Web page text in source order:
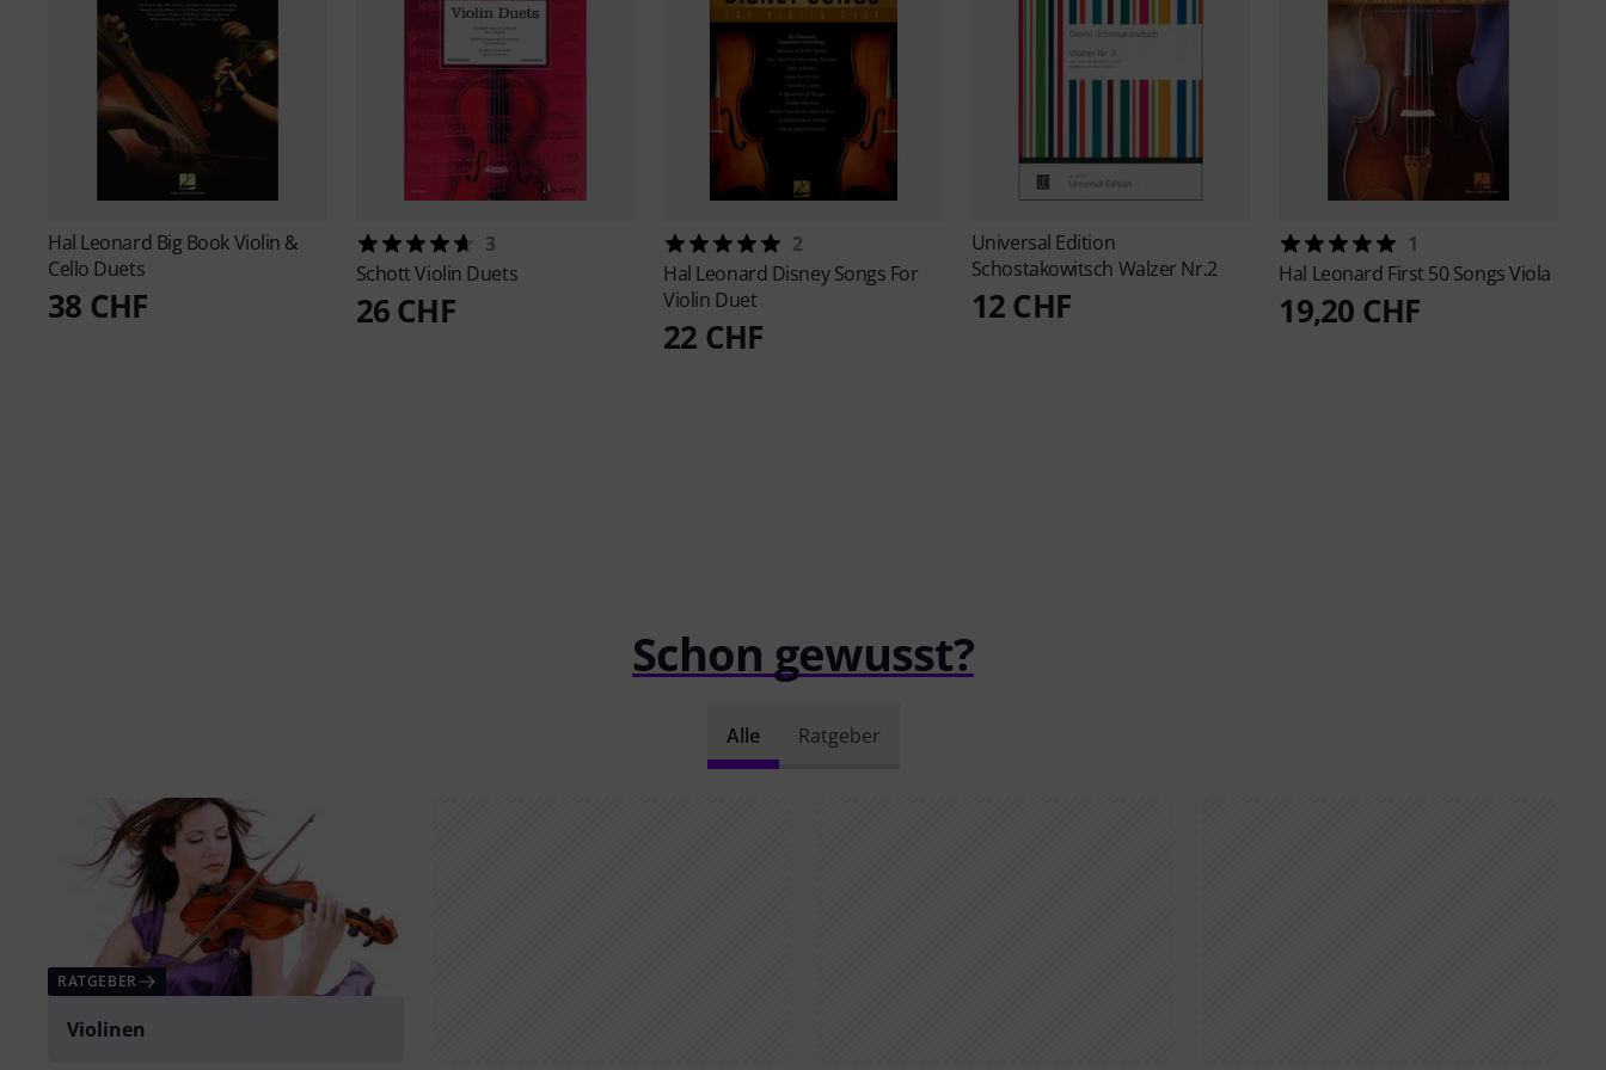
Hal Leonard Big Book Violin &
Cello Duets
38 CHF
3
SchottViolin Duets
26 CHF
2
Hal Leonard Disney Songs For
Violin Duet
22 CHF
Universal Edition
Schostakowitsch Walzer Nr.2
12 CHF
1
Hal Leonard First 50 Songs Viola
19,20 CHF
Schon gewusst?
Alle Ratgeber
RATGEBER
Violinen